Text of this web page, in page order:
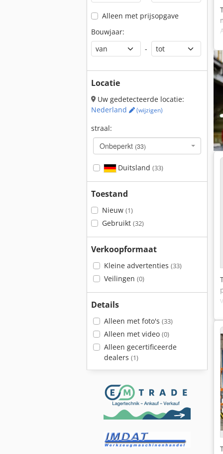
Alleen met prijsopgave
Bouwjaar:
-
Locatie
Uw gedetecteerde locatie:
Nederland
(wijzigen)
straal:
Onbeperkt (33)
Duitsland (33)
Toestand
Nieuw (1)
Gebruikt (32)
Verkoopformaat
Kleine advertenties (33)
Veilingen (0)
Details
Alleen met foto's (33)
Alleen met video (0)
Alleen gecertificeerde
dealers (1)